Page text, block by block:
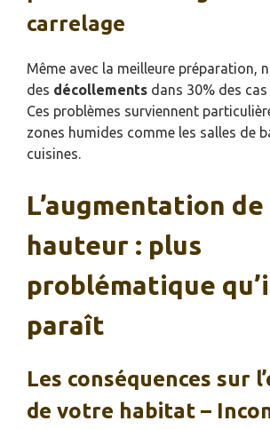
carrelage
Même avec la meilleure préparation,
des décollements dans 30% des cas
Ces problèmes surviennent
zones humides comme les salles de
cuisines.
L’augmentation de
hauteur : plus
problématique
paraît
Les conséquences sur
de votre habitat –